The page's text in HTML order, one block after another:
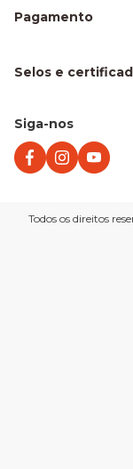
Como Calcular a
Piso Laminado para
Piso Vinílico para
Quando trocar seu
Vinílico ou
Pagamento
Selos e
Siga-nos
Todos os direitos